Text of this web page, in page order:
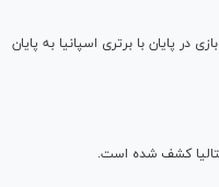
پایان با برتری اسپانیا به پایان
کشف شده است.